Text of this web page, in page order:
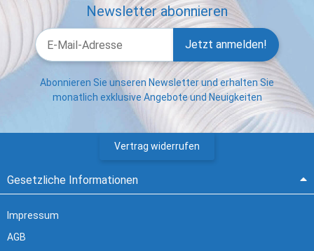
Newsletter abonnieren
Jetzt anmelden!
Abonnieren Sie unseren Newsletter und erhalten Sie
monatlich exklusive Angebote und Neuigkeiten
Vertrag widerrufen
Gesetzliche Informationen
Impressum
AGB